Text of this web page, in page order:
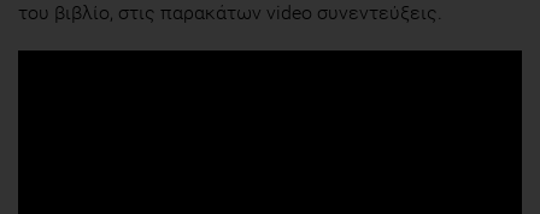
του βιβλίο, στις παρακάτων video συνεντεύξεις.